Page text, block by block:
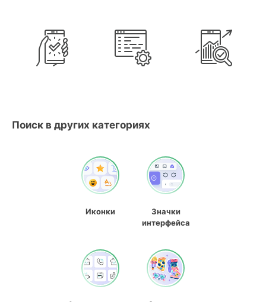
Поиск в других категориях
Иконки
Значки
интерфейса